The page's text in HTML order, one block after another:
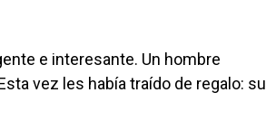
e interesante. Un hombre
vez les había traído de regalo: su